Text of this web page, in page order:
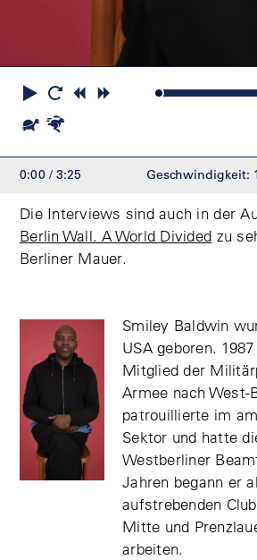
Abspielen
Neustart
ZurückVorwärts
Langsamer
0:00 / 3:25 Geschwindigkeit:
Die Interviews sind auch in der
Berlin Wall. A World Divided zu
Berliner Mauer.
Smiley Baldwin
USA geboren.
Mitglied der
Armee nach West-
patrouillierte im
Sektor und hatte
Westberliner
Jahren begann er
aufstrebenden
Mitte und
arbeiten.